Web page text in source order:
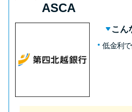
アコムとレイ
の？ カード
底解説！
方法はどれ？
ASCA
こん
低金利